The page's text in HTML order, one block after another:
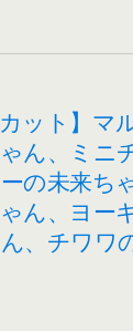
ット】マ
ん、ミニ
の未来ち
ん、ヨー
、チワワ